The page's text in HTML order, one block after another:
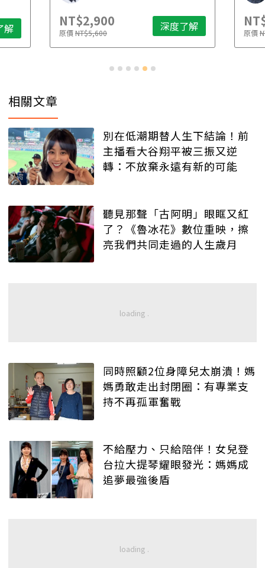
解 NT$2,900
原價NT$5,600 深度了解 原價
相關文章
別在低潮期替人生下結論！前
主播看大谷翔平被三振又逆
轉：不放棄永遠有新的可能
聽見那聲「古阿明」眼眶又紅
了？《魯冰花》數位重映，擦
亮我們共同走過的人生歲月
同時照顧2位身障兒太崩潰！媽
媽勇敢走出封閉圈：有專業支
持不再孤軍奮戰
不給壓力、只給陪伴！女兒登
台拉大提琴耀眼發光：媽媽成
追夢最強後盾